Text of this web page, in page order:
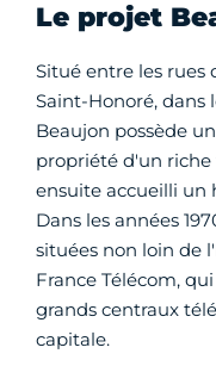
Le projet
Situé entre les rues
Saint-Honoré, dans
Beaujon possède
propriété d'un
ensuite accueilli un
Dans les années
situées non loin de
France Télécom,
grands centraux
capitale.